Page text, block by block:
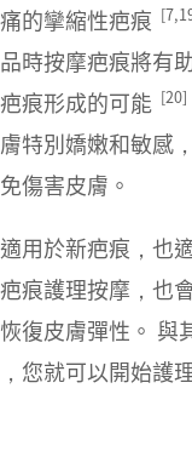
的攣縮性疤痕
時按摩疤痕將有
痕形成的可能 [20]
特別嬌嫩和敏感
傷害皮膚。
用於新疤痕，也
痕護理按摩，也
復皮膚彈性。 與
您就可以開始護